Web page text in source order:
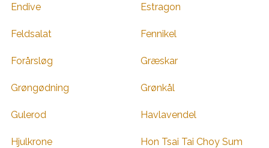
Endive Estragon
Feldsalat Fennikel
Forårsløg Græskar
Grøngødning Grønkål
Gulerod Havlavendel
Hjulkrone Hon Tsai Tai Choy Sum